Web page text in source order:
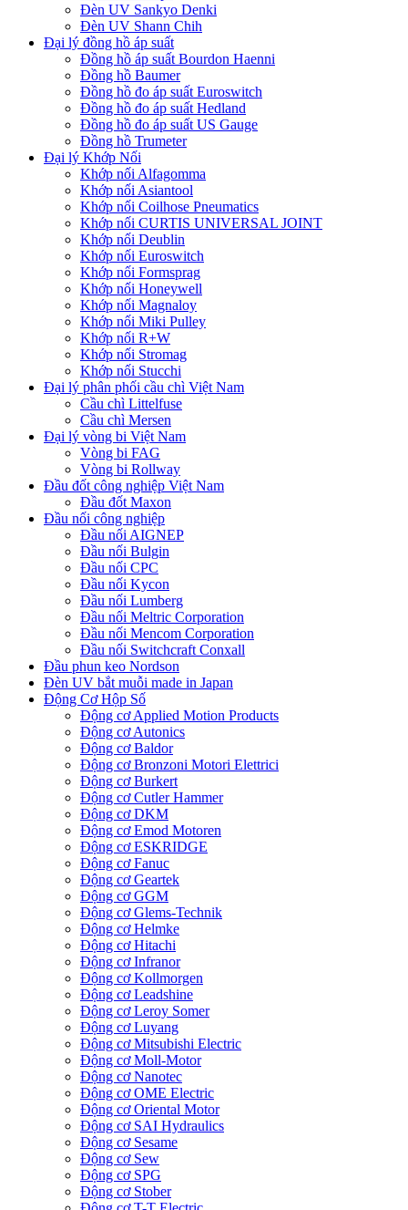
Đèn UV Sankyo Denki
Đèn UV Shann Chih
Đại lý đồng hồ áp suất
Đồng hồ áp suất Bourdon Haenni
Đồng hồ Baumer
Đồng hồ đo áp suất Euroswitch
Đồng hồ đo áp suất Hedland
Đồng hồ đo áp suất US Gauge
Đồng hồ Trumeter
Đại lý Khớp Nối
Khớp nối Alfagomma
Khớp nối Asiantool
Khớp nối Coilhose Pneumatics
Khớp nối CURTIS UNIVERSAL JOINT
Khớp nối Deublin
Khớp nối Euroswitch
Khớp nối Formsprag
Khớp nối Honeywell
Khớp nối Magnaloy
Khớp nối Miki Pulley
Khớp nối R+W
Khớp nối Stromag
Khớp nối Stucchi
Đại lý phân phối cầu chì Việt Nam
Cầu chì Littelfuse
Cầu chì Mersen
Đại lý vòng bi Việt Nam
Vòng bi FAG
Vòng bi Rollway
Đầu đốt công nghiệp Việt Nam
Đầu đốt Maxon
Đầu nối công nghiệp
Đầu nối AIGNEP
Đầu nối Bulgin
Đầu nối CPC
Đầu nối Kycon
Đầu nối Lumberg
Đầu nối Meltric Corporation
Đầu nối Mencom Corporation
Đầu nối Switchcraft Conxall
Đầu phun keo Nordson
Đèn UV bắt muỗi made in Japan
Động Cơ Hộp Số
Động cơ Applied Motion Products
Động cơ Autonics
Động cơ Baldor
Động cơ Bronzoni Motori Elettrici
Động cơ Burkert
Động cơ Cutler Hammer
Động cơ DKM
Động cơ Emod Motoren
Động cơ ESKRIDGE
Động cơ Fanuc
Động cơ Geartek
Động cơ GGM
Động cơ Glems-Technik
Động cơ Helmke
Động cơ Hitachi
Động cơ Infranor
Động cơ Kollmorgen
Động cơ Leadshine
Động cơ Leroy Somer
Động cơ Luyang
Động cơ Mitsubishi Electric
Động cơ Moll-Motor
Động cơ Nanotec
Động cơ OME Electric
Động cơ Oriental Motor
Động cơ SAI Hydraulics
Động cơ Sesame
Động cơ Sew
Động cơ SPG
Động cơ Stober